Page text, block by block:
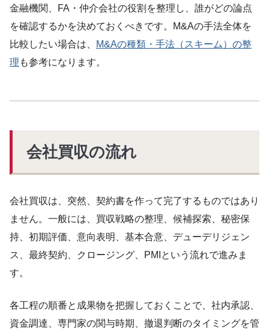
金融機関、FA・仲介会社の役割を整理し、誰がどの論点
を確認するかを決めておくべきです。M&Aの手法全体を
比較したい場合は、
M&Aの種類・手法（スキーム）の整
理 も参考になります。
会社買収の流れ
会社買収は、突然、契約書を作って完了するものではあり
ません。一般には、買収戦略の整理、候補探索、秘密保
持、初期評価、意向表明、基本合意、デューデリジェン
ス、最終契約、クロージング、PMIという流れで進みま
す。
各工程の順番と成果物を把握しておくことで、社内承認、
資金調達、専門家の関与時期、撤退判断のタイミングを管